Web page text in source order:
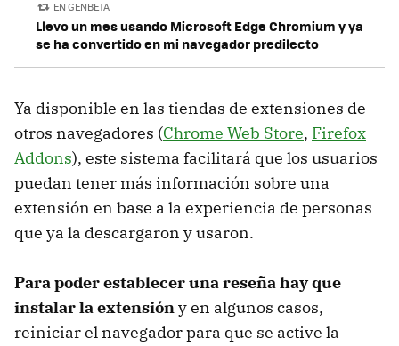
EN GENBETA
Llevo un mes usando Microsoft Edge Chromium y ya
se ha convertido en mi navegador predilecto
Ya disponible en las tiendas de extensiones de
otros navegadores (Chrome Web Store, Firefox
Addons), este sistema facilitará que los usuarios
puedan tener más información sobre una
extensión en base a la experiencia de personas
que ya la descargaron y usaron.
Para poder establecer una reseña hay que
instalar la extensióny en algunos casos,
reiniciar el navegador para que se active la